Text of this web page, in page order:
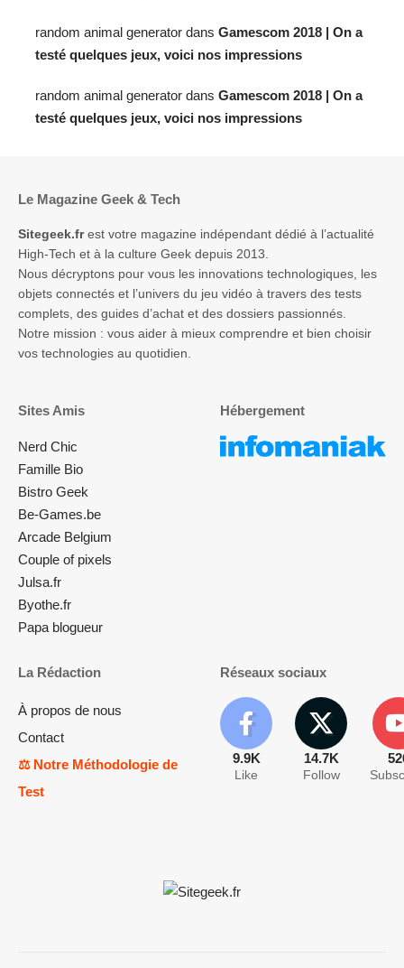
random animal generator dans Gamescom 2018 | On a
testé quelques jeux, voici nos impressions
random animal generator dans Gamescom 2018 | On a
testé quelques jeux, voici nos impressions
Le Magazine Geek & Tech
Sitegeek.frest votre magazine indépendant dédié à l’actualité
High-Tech et à la culture Geek depuis 2013.
Nous décryptons pour vous les innovations technologiques, les
objets connectés et l’univers du jeu vidéo à travers des tests
complets, des guides d’achat et des dossiers passionnés.
Notre mission : vous aider à mieux comprendre et bien choisir
vos technologies au quotidien.
Sites Amis
Nerd Chic
Famille Bio
Bistro Geek
Be-Games.be
Arcade Belgium
Couple of pixels
Julsa.fr
Byothe.fr
Papa blogueur
Hébergement
La Rédaction
À propos de nous
Contact
⚖️ Notre Méthodologie de
Test
Réseaux sociaux
9.9K
Like
14.7K
Follow